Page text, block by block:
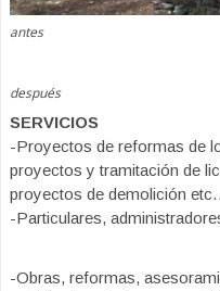
antes
después
SERVICIOS
-Proyectos de reformas de
proyectos y tramitación de
proyectos de demolición
-Particulares,
-Obras, reformas,